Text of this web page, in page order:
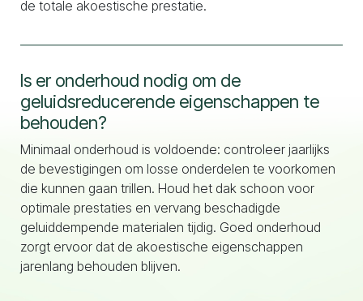
de totale akoestische prestatie.
Is er onderhoud nodig om de
geluidsreducerende eigenschappen te
behouden?
Minimaal onderhoud is voldoende: controleer jaarlijks
de bevestigingen om losse onderdelen te voorkomen
die kunnen gaan trillen. Houd het dak schoon voor
optimale prestaties en vervang beschadigde
geluiddempende materialen tijdig. Goed onderhoud
zorgt ervoor dat de akoestische eigenschappen
jarenlang behouden blijven.